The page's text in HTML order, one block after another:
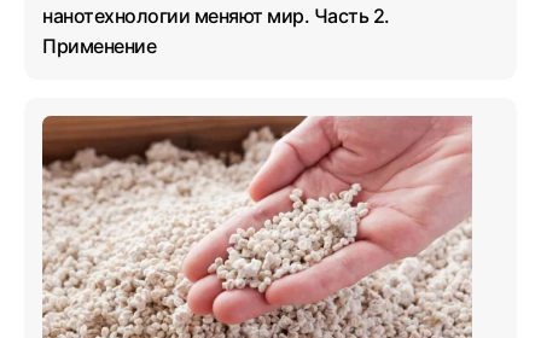
нанотехнологии меняют мир. Часть 2.
Применение